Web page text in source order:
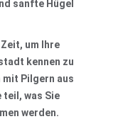
sanfte Hügel
um Ihre
kennen zu
mit Pilgern aus
teil, was Sie
werden.